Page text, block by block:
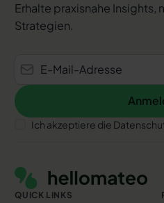
Erhalte praxisnahe Insights,
Strategien.
Anmelden
Ich akzeptiere die
QUICK LINKS